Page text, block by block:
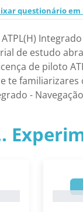
questionário em
de estudo
de piloto
te
-